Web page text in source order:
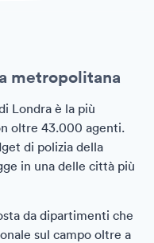
metropolitana
Londra è la più
oltre 43.000 agenti.
di polizia della
in una delle città più
da dipartimenti che
sul campo oltre a